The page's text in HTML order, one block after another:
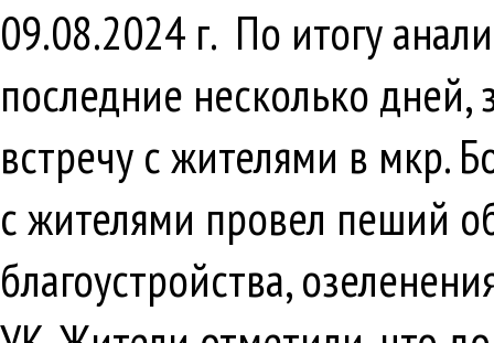
09.08.2024 г. По итогу
последние несколько
встречу с жителями в мкр.
с жителями провел пеший
благоустройства,